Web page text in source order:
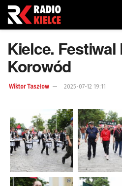
Kielce. Festiwal
Korowód
Wiktor Taszłow 2025-07-12 19:11